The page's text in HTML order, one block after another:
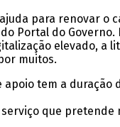
para renovar o
Portal do
elevado, a
muitos.
apoio tem a
serviço que pretende